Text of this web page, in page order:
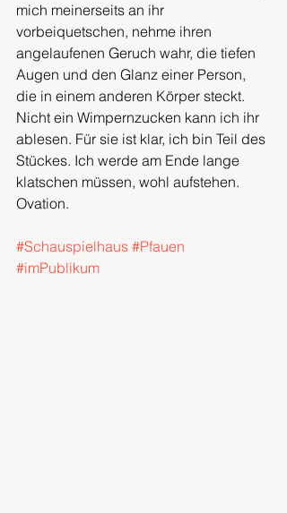
mich meinerseits an ihr
vorbeiquetschen, nehme ihren
angelaufenen Geruch wahr, die tiefen
Augen und den Glanz einer Person,
die in einem anderen Körper steckt.
Nicht ein Wimpernzucken kann ich ihr
ablesen. Für sie ist klar, ich bin Teil des
Stückes. Ich werde am Ende lange
klatschen müssen, wohl aufstehen.
Ovation.
#Schauspielhaus #Pfauen
#imPublikum